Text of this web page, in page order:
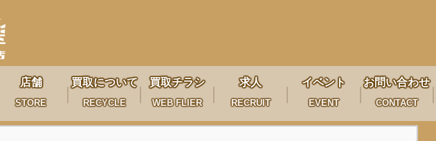
店舗
STORE
買取について
RECYCLE
買取チラシ
WEB FLIER
求人
RECRUIT
イベント
EVENT
お問い合わせ
CONTACT